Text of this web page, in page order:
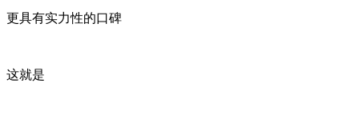
更具有实力性的口碑
这就是